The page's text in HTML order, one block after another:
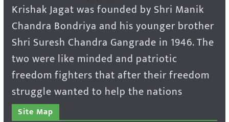
Krishak Jagat was founded by Shri Manik
Chandra Bondriya and his younger brother
Shri Suresh Chandra Gangrade in 1946. The
two were like minded and patriotic
freedom fighters that after their freedom
struggle wanted to help the nations
Site Map